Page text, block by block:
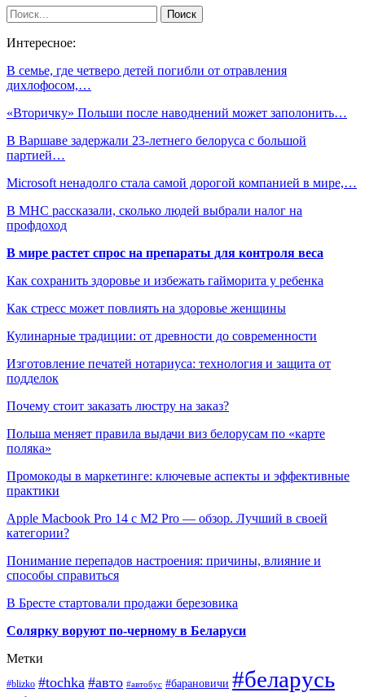
Интересное:
В семье, где четверо детей погибли от отравления
дихлофосом,…
«Вторичку» Польши после наводнений может заполонить…
В Варшаве задержали 23-летнего белоруса с большой
партией…
Microsoft ненадолго стала самой дорогой компанией в мире,…
В МНС рассказали, сколько людей выбрали налог на
профдоход
В мире растет спрос на препараты для контроля веса
Как сохранить здоровье и избежать гайморита у ребенка
Как стресс может повлиять на здоровье женщины
Кулинарные традиции: от древности до современности
Изготовление печатей нотариуса: технология и защита от
подделок
Почему стоит заказать люстру на заказ?
Польша меняет правила выдачи виз белорусам по «карте
поляка»
Промокоды в маркетинге: ключевые аспекты и эффективные
практики
Apple Macbook Pro 14 с M2 Pro — обзор. Лучший в своей
категории?
Понимание перепадов настроения: причины, влияние и
способы справиться
В Бресте стартовали продажи березовика
Солярку воруют по-черному в Беларуси
Метки
#blizko #tochka #авто #автобус #барановичи #беларусь